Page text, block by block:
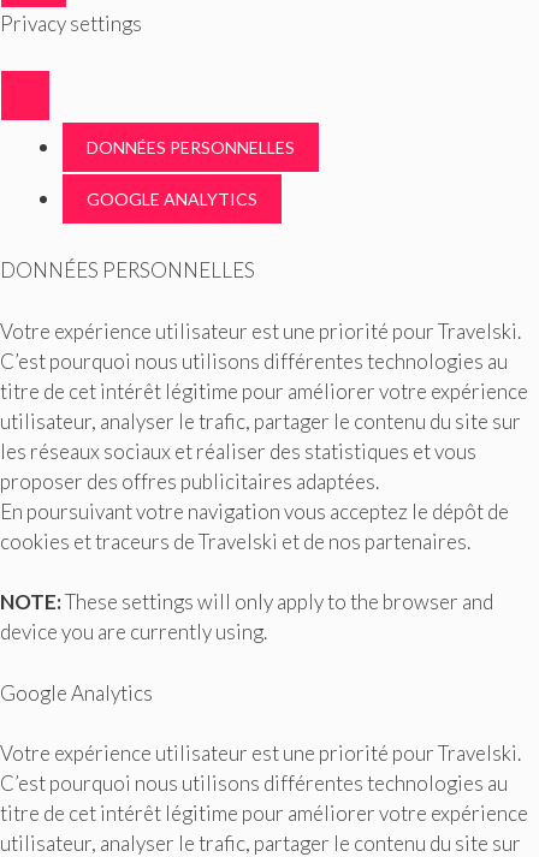
FERMER
Privacy settings
DONNÉES PERSONNELLES
GOOGLE ANALYTICS
DONNÉES PERSONNELLES
Votre expérience utilisateur est une priorité pour Travelski.
C’est pourquoi nous utilisons différentes technologies au
titre de cet intérêt légitime pour améliorer votre expérience
utilisateur, analyser le trafic, partager le contenu du site sur
les réseaux sociaux et réaliser des statistiques et vous
proposer des offres publicitaires adaptées.
En poursuivant votre navigation vous acceptez le dépôt de
cookies et traceurs de Travelski et de nos partenaires.
NOTE:These settings will only apply to the browser and
device you are currently using.
Google Analytics
Votre expérience utilisateur est une priorité pour Travelski.
C’est pourquoi nous utilisons différentes technologies au
titre de cet intérêt légitime pour améliorer votre expérience
utilisateur, analyser le trafic, partager le contenu du site sur